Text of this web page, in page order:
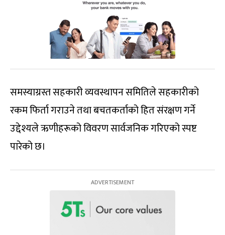
समस्याग्रस्त सहकारी व्यवस्थापन समितिले सहकारीको
रकम फिर्ता गराउने तथा बचतकर्ताको हित संरक्षण गर्ने
उद्देश्यले ऋणीहरूको विवरण सार्वजनिक गरिएको स्पष्ट
पारेको छ।